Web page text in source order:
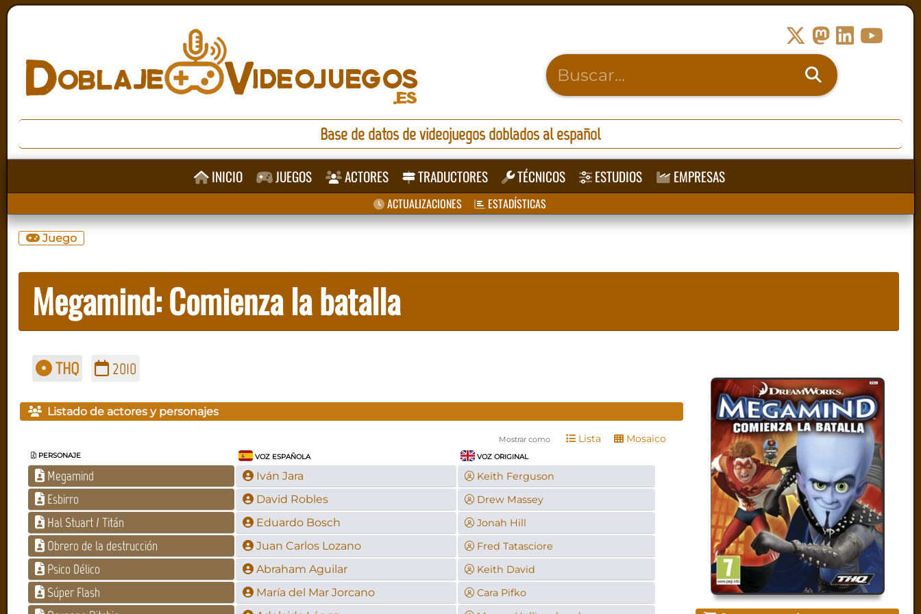
Base de datos de videojuegos doblados al español
INICIO JUEGOS ACTORES TRADUCTORES TÉCNICOS ESTUDIOS EMPRESAS
ACTUALIZACIONES ESTADÍSTICAS
Juego
Megamind: Comienza la batalla
THQ 2010
Listado de actores y personajes
Mostrar como Lista Mosaico
PERSONAJE VOZ ESPAÑOLA VOZ ORIGINAL
Megamind Iván Jara Keith Ferguson
Esbirro David Robles Drew Massey
Hal Stuart / Titán Eduardo Bosch Jonah Hill
Obrero de la destrucción Juan Carlos Lozano Fred Tatasciore
Psico Délico Abraham Aguilar Keith David
Súper Flash María del Mar Jorcano Cara Pifko